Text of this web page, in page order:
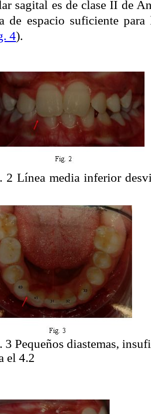
sagital es de clase II de
de espacio suficiente
4).
2 Línea media inferior
3 Pequeños diastemas,
el 4.2